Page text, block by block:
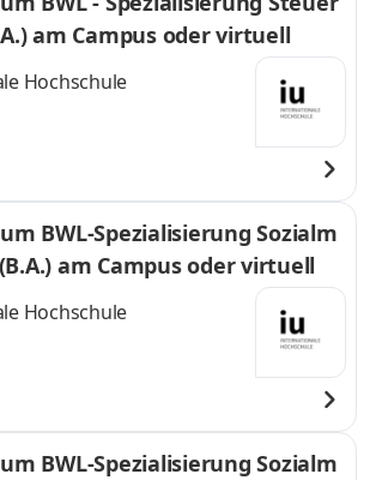
am Campus oder virtuell
Hochschule
BWL-Spezialisierung Sozialm
am Campus oder virtuell
Hochschule
BWL-Spezialisierung Sozialm